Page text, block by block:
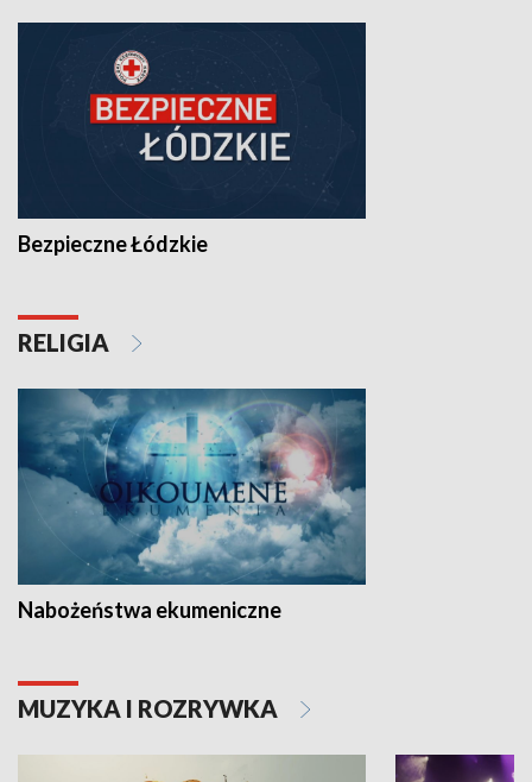
Bezpieczne Łódzkie
RELIGIA
Nabożeństwa ekumeniczne
MUZYKA I ROZRYWKA